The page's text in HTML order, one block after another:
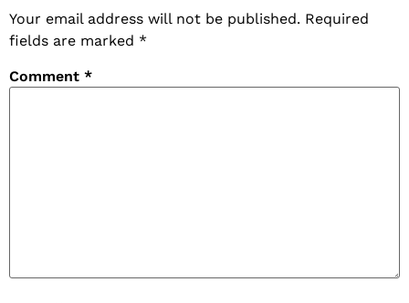
Your email address will not be published. Required
fields are marked *
Comment *